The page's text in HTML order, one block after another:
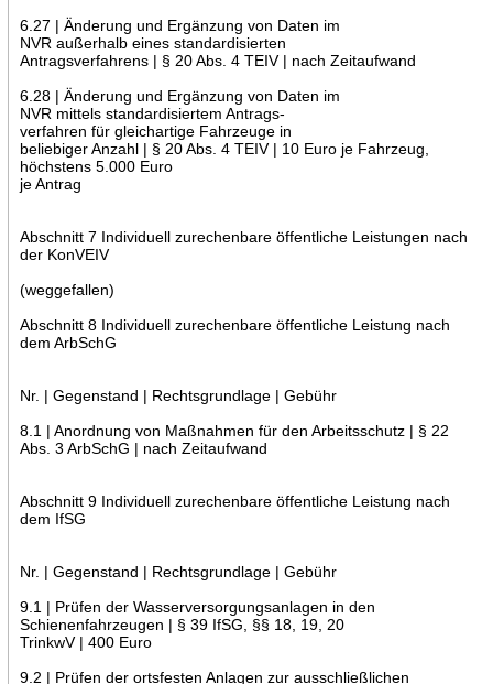
6.27 | Änderung und Ergänzung von Daten im
NVR außerhalb eines standardisierten
Antragsverfahrens | § 20 Abs. 4 TEIV | nach Zeitaufwand
6.28 | Änderung und Ergänzung von Daten im
NVR mittels standardisiertem Antrags-
verfahren für gleichartige Fahrzeuge in
beliebiger Anzahl | § 20 Abs. 4 TEIV | 10 Euro je Fahrzeug,
höchstens 5.000 Euro
je Antrag
Abschnitt 7 Individuell zurechenbare öffentliche Leistungen nach
der KonVEIV
(weggefallen)
Abschnitt 8 Individuell zurechenbare öffentliche Leistung nach
dem ArbSchG
Nr. | Gegenstand | Rechtsgrundlage | Gebühr
8.1 | Anordnung von Maßnahmen für den Arbeitsschutz | § 22
Abs. 3 ArbSchG | nach Zeitaufwand
Abschnitt 9 Individuell zurechenbare öffentliche Leistung nach
dem IfSG
Nr. | Gegenstand | Rechtsgrundlage | Gebühr
9.1 | Prüfen der Wasserversorgungsanlagen in den
Schienenfahrzeugen | § 39 IfSG, §§ 18, 19, 20
TrinkwV | 400 Euro
9.2 | Prüfen der ortsfesten Anlagen zur ausschließlichen